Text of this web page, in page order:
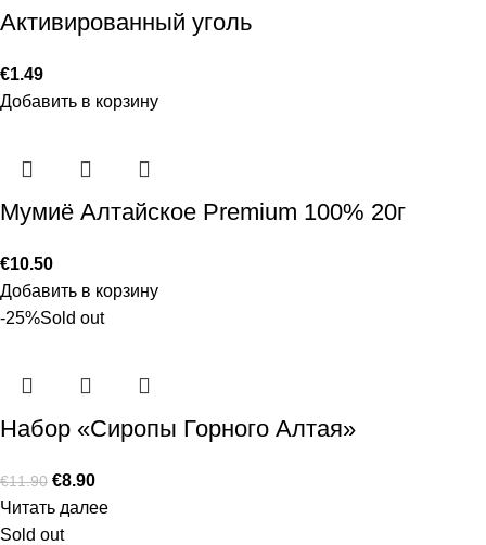
Активированный уголь
€1.49
Добавить в корзину
Мумиё Алтайское Premium 100% 20г
€10.50
Добавить в корзину
-25%Sold out
Набор «Сиропы Горного Алтая»
€11.90 €8.90
Читать далее
Sold out